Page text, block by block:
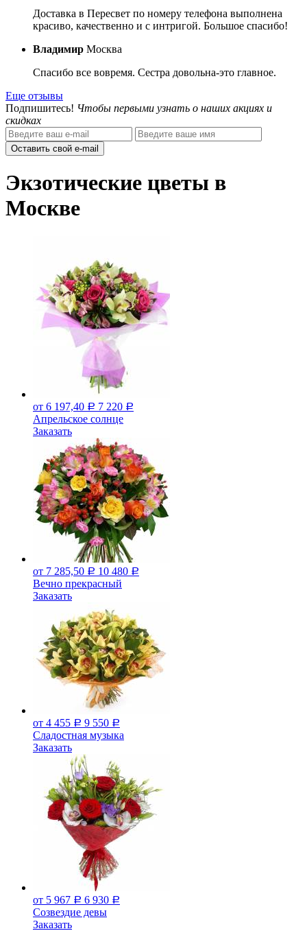
Доставка в Пересвет по номеру телефона выполнена
красиво, качественно и с интригой. Большое спасибо!
Владимир Москва
Спасибо все вовремя. Сестра довольна-это главное.
Еще отзывы
Подпишитесь! Чтобы первыми узнать о наших акциях и
скидках
Оставить свой e-mail
Экзотические цветы в
Москве
от 6 197,40 Р 7 220 Р
Апрельское солнце
Заказать
от 7 285,50 Р 10 480 Р
Вечно прекрасный
Заказать
от 4 455 Р 9 550 Р
Сладостная музыка
Заказать
от 5 967 Р 6 930 Р
Созвездие девы
Заказать